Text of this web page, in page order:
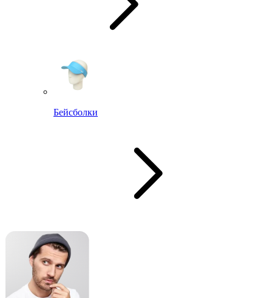
Бейсболки